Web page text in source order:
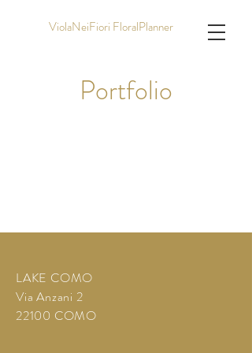
ViolaNeiFiori FloralPlanner
Portfolio
LAKE COMO
Via Anzani 2
22100 COMO